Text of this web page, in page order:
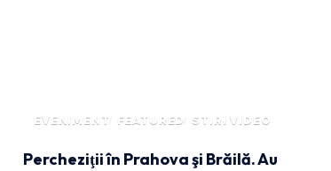
EVENIMENT FEATURED STIRI VIDEO
Percheziţii în Prahova şi Brăilă. Au